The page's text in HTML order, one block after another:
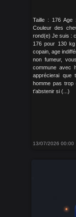
Taille : 176
Couleur des
rond(e) Je suis :
176 pour 130
copain, age
non fumeur,
commune avec
apprécierai que
homme pas trop
t'abstenir si (...)
13/07/2026 00:00